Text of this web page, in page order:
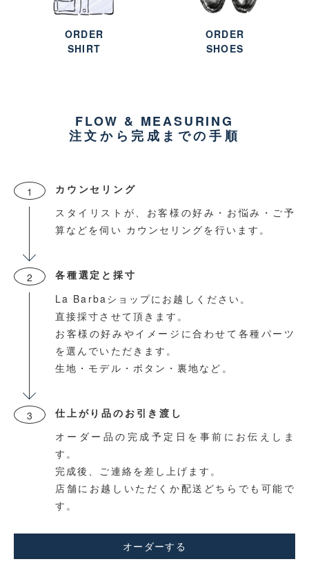
ORDER
SHIRT
ORDER
SHOES
FLOW & MEASURING
注文から完成までの手順
1
カウンセリング
スタイリストが、お客様の好み・お悩み・ご予
算などを伺い カウンセリングを行います。
2
各種選定と採寸
La Barbaショップにお越しください。
直接採寸させて頂きます。
お客様の好みやイメージに合わせて各種パーツ
を選んでいただきます。
生地・モデル・ボタン・裏地など。
3
仕上がり品のお引き渡し
オーダー品の完成予定日を事前にお伝えしま
す。
完成後、ご連絡を差し上げます。
店舗にお越しいただくか配送どちらでも可能で
す。
オーダーする